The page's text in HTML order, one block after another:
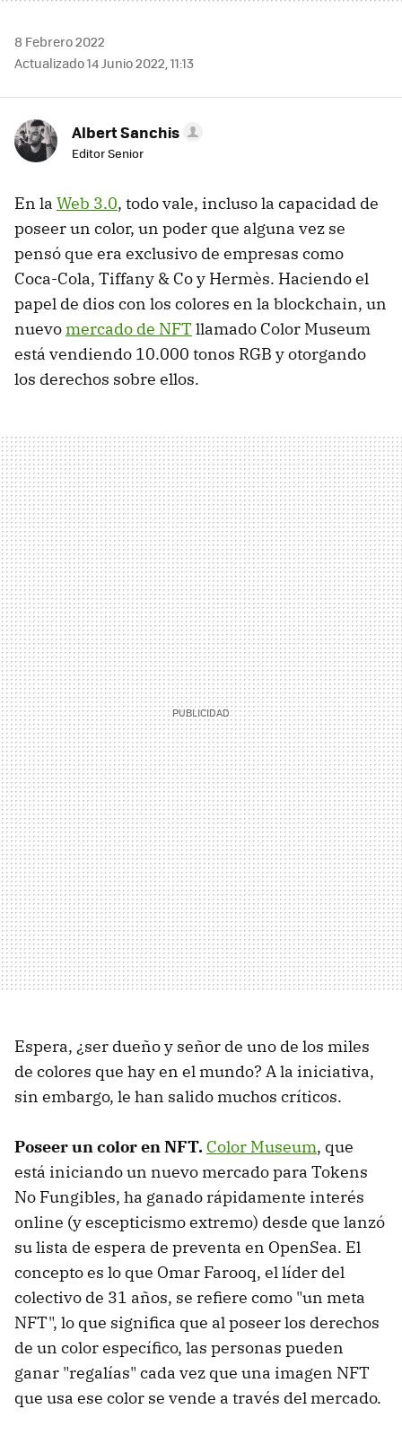
8 Febrero 2022
Actualizado 14 Junio 2022, 11:13
Albert Sanchis
Editor Senior
En la Web 3.0, todo vale, incluso la capacidad de
poseer un color, un poder que alguna vez se
pensó que era exclusivo de empresas como
Coca-Cola, Tiffany & Co y Hermès. Haciendo el
papel de dios con los colores en la blockchain, un
nuevomercado de NFTllamado Color Museum
está vendiendo 10.000 tonos RGB y otorgando
los derechos sobre ellos.
Espera, ¿ser dueño y señor de uno de los miles
de colores que hay en el mundo? A la iniciativa,
sin embargo, le han salido muchos críticos.
Poseer un color en NFT. Color Museum, que
está iniciando un nuevo mercado para Tokens
No Fungibles, ha ganado rápidamente interés
online (y escepticismo extremo) desde que lanzó
su lista de espera de preventa en OpenSea. El
concepto es lo que Omar Farooq, el líder del
colectivo de 31 años, se refiere como "un meta
NFT", lo que significa que al poseer los derechos
de un color específico, las personas pueden
ganar "regalías" cada vez que una imagen NFT
que usa ese color se vende a través del mercado.